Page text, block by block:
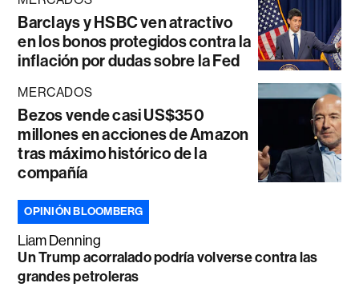
Barclays y HSBC ven atractivo
en los bonos protegidos contra la
inflación por dudas sobre la Fed
MERCADOS
Bezos vende casi US$350
millones en acciones de Amazon
tras máximo histórico de la
compañía
OPINIÓN BLOOMBERG
Liam Denning
Un Trump acorralado podría volverse contra las
grandes petroleras